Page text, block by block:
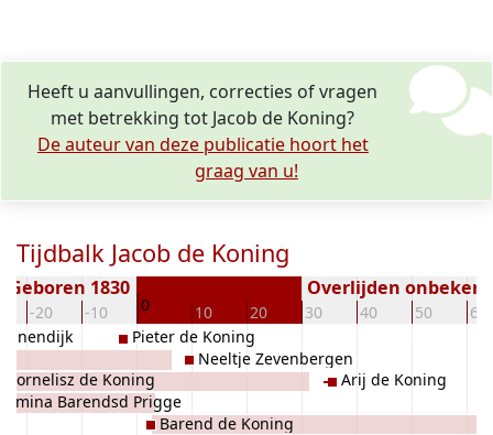
Heeft u aanvullingen, correcties of vragen
met betrekking tot Jacob de Koning?
De auteur van deze publicatie hoort het
graag van u!
Tijdbalk Jacob de Koning
-20 -10 0 10 20 30 40 50 60
Geboren 1830 Overlijden
Cornelisz de Koning
Barendsd Prigge
Pieter de Koning
Barend de Koning
Neeltje Zevenbergen
Arij de Koning